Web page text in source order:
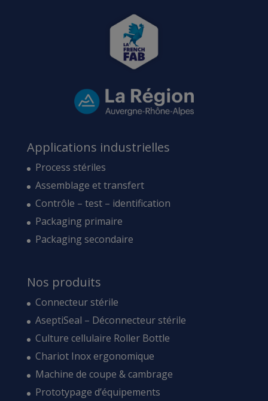
Applications industrielles
Process stériles
Assemblage et transfert
Contrôle – test – identification
Packaging primaire
Packaging secondaire
Nos produits
Connecteur stérile
AseptiSeal – Déconnecteur stérile
Culture cellulaire Roller Bottle
Chariot Inox ergonomique
Machine de coupe & cambrage
Prototypage d’équipements